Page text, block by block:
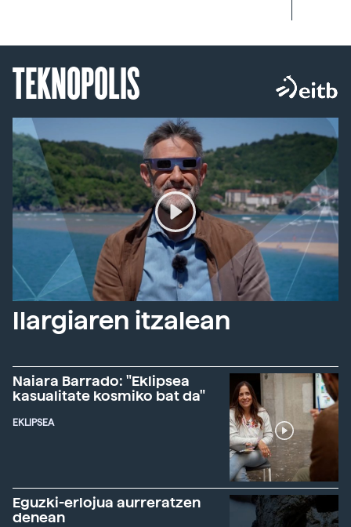
TEKNOPOLIS
Ilargiaren itzalean
Naiara Barrado: "Eklipsea
kasualitate kosmiko bat da"
EKLIPSEA
Eguzki-erlojua aurreratzen
denean